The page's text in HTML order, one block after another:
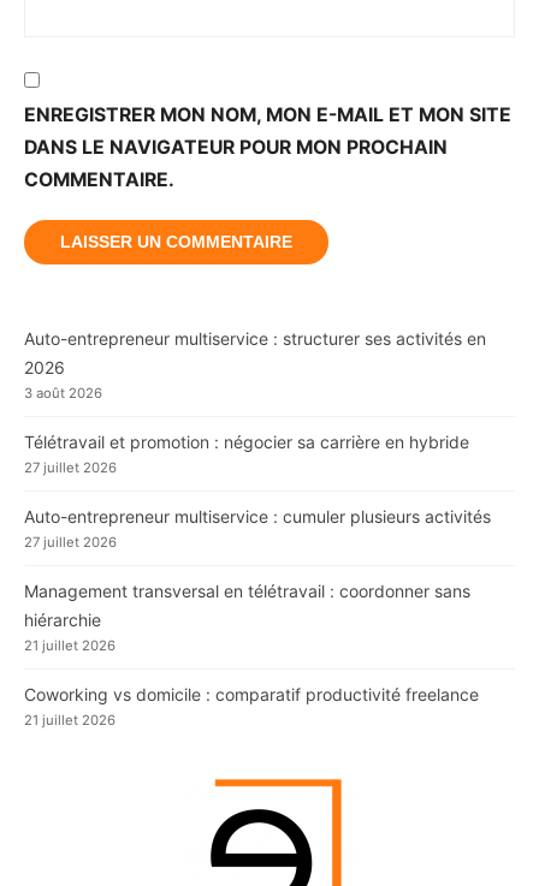
ENREGISTRER MON NOM, MON E-MAIL ET MON SITE
DANS LE NAVIGATEUR POUR MON PROCHAIN
COMMENTAIRE.
Auto-entrepreneur multiservice : structurer ses activités en
2026
3 août 2026
Télétravail et promotion : négocier sa carrière en hybride
27 juillet 2026
Auto-entrepreneur multiservice : cumuler plusieurs activités
27 juillet 2026
Management transversal en télétravail : coordonner sans
hiérarchie
21 juillet 2026
Coworking vs domicile : comparatif productivité freelance
21 juillet 2026